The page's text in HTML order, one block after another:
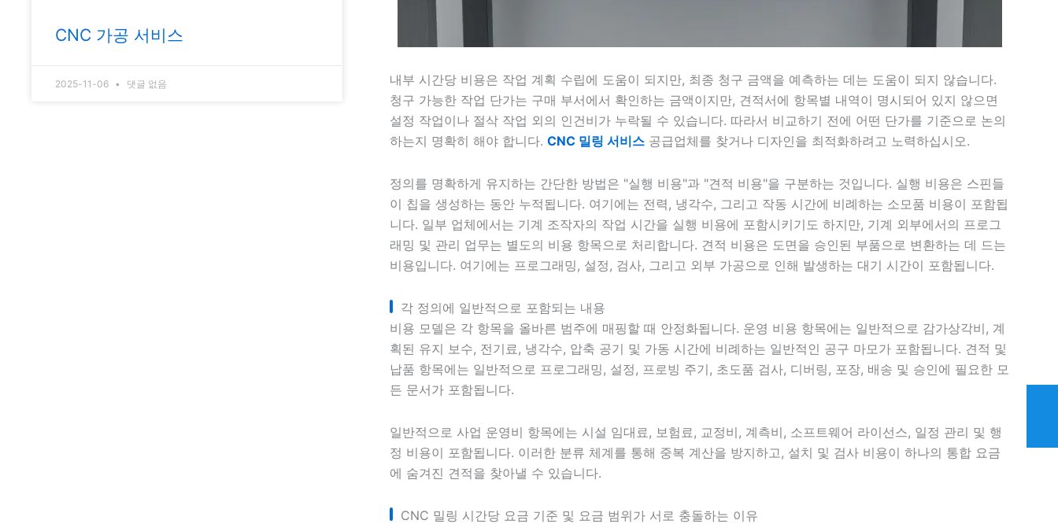
CNC 가공 서비스
2025-11-06 댓글 없음
내부 시간당 비용은 작업 계획 수립에 도움이 되지만, 최종 청구 금액을 예측하는 데는 도움이 되지 않습니다.
청구 가능한 작업 단가는 구매 부서에서 확인하는 금액이지만, 견적서에 항목별 내역이 명시되어 있지 않으면
설정 작업이나 절삭 작업 외의 인건비가 누락될 수 있습니다. 따라서 비교하기 전에 어떤 단가를 기준으로 논의
하는지 명확히 해야 합니다. CNC 밀링 서비스공급업체를 찾거나 디자인을 최적화하려고 노력하십시오.
정의를 명확하게 유지하는 간단한 방법은 "실행 비용"과 "견적 비용"을 구분하는 것입니다. 실행 비용은 스핀들
이 칩을 생성하는 동안 누적됩니다. 여기에는 전력, 냉각수, 그리고 작동 시간에 비례하는 소모품 비용이 포함됩
니다. 일부 업체에서는 기계 조작자의 작업 시간을 실행 비용에 포함시키기도 하지만, 기계 외부에서의 프로그
래밍 및 관리 업무는 별도의 비용 항목으로 처리합니다. 견적 비용은 도면을 승인된 부품으로 변환하는 데 드는
비용입니다. 여기에는 프로그래밍, 설정, 검사, 그리고 외부 가공으로 인해 발생하는 대기 시간이 포함됩니다.
각 정의에 일반적으로 포함되는 내용
비용 모델은 각 항목을 올바른 범주에 매핑할 때 안정화됩니다. 운영 비용 항목에는 일반적으로 감가상각비, 계
획된 유지 보수, 전기료, 냉각수, 압축 공기 및 가동 시간에 비례하는 일반적인 공구 마모가 포함됩니다. 견적 및
납품 항목에는 일반적으로 프로그래밍, 설정, 프로빙 주기, 초도품 검사, 디버링, 포장, 배송 및 승인에 필요한 모
든 문서가 포함됩니다.
일반적으로 사업 운영비 항목에는 시설 임대료, 보험료, 교정비, 계측비, 소프트웨어 라이선스, 일정 관리 및 행
정 비용이 포함됩니다. 이러한 분류 체계를 통해 중복 계산을 방지하고, 설치 및 검사 비용이 하나의 통합 요금
에 숨겨진 견적을 찾아낼 수 있습니다.
CNC 밀링 시간당 요금 기준 및 요금 범위가 서로 충돌하는 이유